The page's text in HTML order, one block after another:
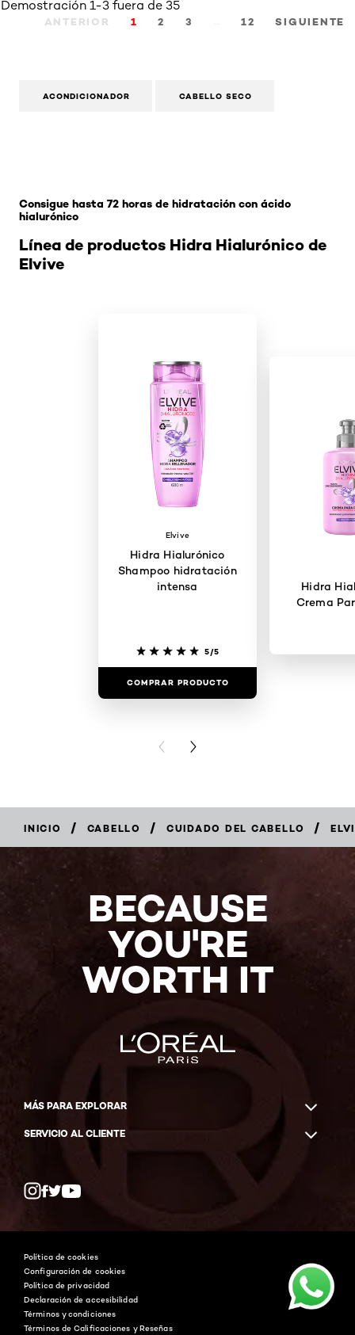
Demostración 1-3 fuera de 35
ANTERIOR 1 2 3 12 SIGUIENTE
ACONDICIONADOR CABELLO SECO
Línea de productos Hidra Hialurónico de
Elvive
Consigue hasta 72 horas de hidratación con ácido
hialurónico
Elvive
Hidra Hialurónico
Shampoo hidratación
intensa
5/5
COMPRAR PRODUCTO
Hidra
Crema
PREVIOUS CARD
NEXT CARD
INICIO / CABELLO / CUIDADO DEL CABELLO /
AHORA
BECAUSE
YOU'RE
WORTH IT
MÁS PARA EXPLORAR
SERVICIO AL CLIENTE
Facebook
YouTube
Política de cookies
Configuración de cookies
Política de privacidad
Declaración de accesibilidad
Términos y condiciones
Términos de Calificaciones y Reseñas